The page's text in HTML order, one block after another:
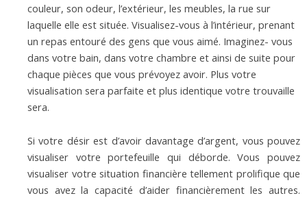
couleur, son odeur, l’extérieur, les meubles, la rue sur
laquelle elle est située. Visualisez-vous à l’intérieur, prenant
un repas entouré des gens que vous aimé. Imaginez- vous
dans votre bain, dans votre chambre et ainsi de suite pour
chaque pièces que vous prévoyez avoir. Plus votre
visualisation sera parfaite et plus identique votre trouvaille
sera.
Si votre désir est d’avoir davantage d’argent, vous pouvez
visualiser votre portefeuille qui déborde. Vous pouvez
visualiser votre situation financière tellement prolifique que
vous avez la capacité d’aider financièrement les autres.